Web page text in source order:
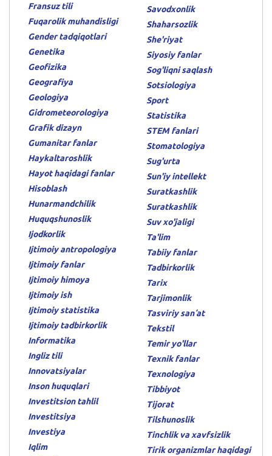
Fransuz tili
Fuqarolik muhandisligi
Gender tadqiqotlari
Genetika
Geofizika
Geografiya
Geologiya
Gidrometeorologiya
Grafik dizayn
Gumanitar fanlar
Haykaltaroshlik
Hayot haqidagi fanlar
Hisoblash
Hunarmandchilik
Huquqshunoslik
Ijodkorlik
Ijtimoiy antropologiya
Ijtimoiy fanlar
Ijtimoiy himoya
Ijtimoiy ish
Ijtimoiy statistika
Ijtimoiy tadbirkorlik
Informatika
Ingliz tili
Innovatsiyalar
Inson huquqlari
Investitsion tahlil
Investitsiya
Investiya
Iqlim
Savodxonlik
Shaharsozlik
She'riyat
Siyosiy fanlar
Sog'liqni saqlash
Sotsiologiya
Sport
Statistika
STEM fanlari
Stomatologiya
Sug'urta
Sun'iy intellekt
Suratkashlik
Suratkashlik
Suv xo'jaligi
Ta'lim
Tabiiy fanlar
Tadbirkorlik
Tarix
Tarjimonlik
Tasviriy sanʼat
Tekstil
Temir yo'llar
Texnik fanlar
Texnologiya
Tibbiyot
Tijorat
Tilshunoslik
Tinchlik va xavfsizlik
Tirik organizmlar haqidagi